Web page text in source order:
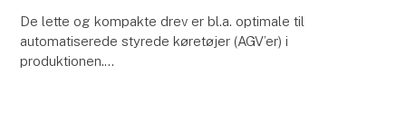
De lette og kompakte drev er bl.a. optimale til
automatiserede styrede køretøjer (AGV’er) i
produktionen.